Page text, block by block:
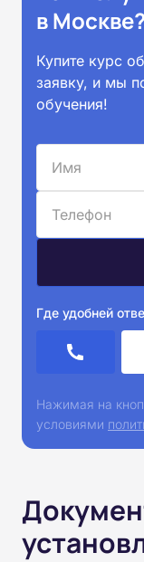
в Москве?
Купите курс
заявку, и мы
обучения!
Где удобней
Нажимая на
условиями